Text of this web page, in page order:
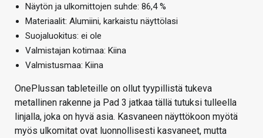
Näytön ja ulkomittojen suhde: 86,4 %
Materiaalit: Alumiini, karkaistu näyttölasi
Suojaluokitus: ei ole
Valmistajan kotimaa: Kiina
Valmistusmaa: Kiina
OnePlussan tableteille on ollut tyypillistä tukeva
metallinen rakenne ja Pad 3 jatkaa tällä tutuksi tulleella
linjalla, joka on hyvä asia. Kasvaneen näyttökoon myötä
myös ulkomitat ovat luonnollisesti kasvaneet, mutta